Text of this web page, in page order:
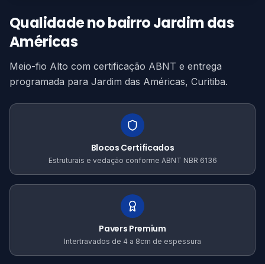
Qualidade no bairro Jardim das
Américas
Meio-fio Alto com certificação ABNT e entrega
programada para Jardim das Américas, Curitiba.
Blocos Certificados
Estruturais e vedação conforme ABNT NBR 6136
Pavers Premium
Intertravados de 4 a 8cm de espessura